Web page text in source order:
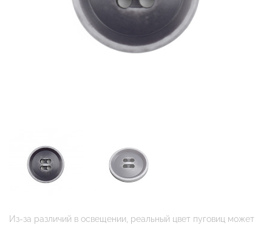
Из-за различий в освещении, реальный цвет пуговиц может